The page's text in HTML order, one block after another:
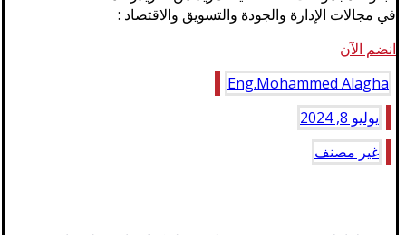
في مجالات الإدارة والجودة والتسويق والاقتصاد :
انضم الآن
Eng.Mohammed Alagha
يوليو 8, 2024
غير مصنف